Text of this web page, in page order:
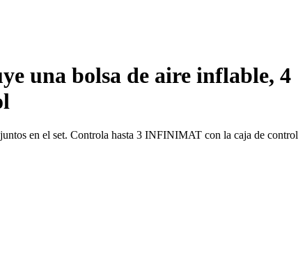
una bolsa de aire inflable, 4
en el set. Controla hasta 3 INFINIMAT con la caja de control